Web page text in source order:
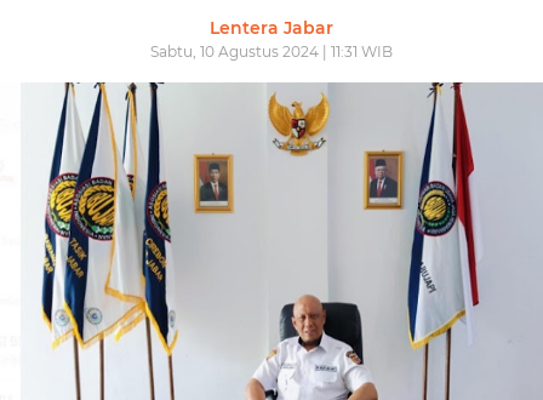
Lentera Jabar
Sabtu, 10 Agustus 2024 | 11:31 WIB